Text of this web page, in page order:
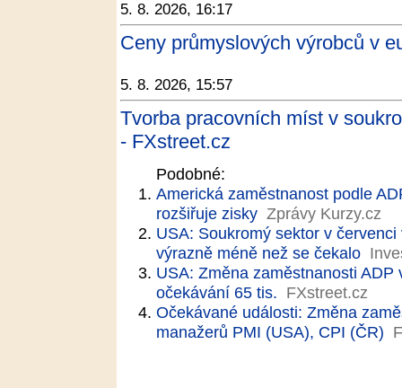
5. 8. 2026, 16:17
Ceny průmyslových výrobců v
5. 8. 2026, 15:57
Tvorba pracovních míst v
- FXstreet.cz
Podobné:
Americká zaměstnanost podle
rozšiřuje zisky Zprávy Kurzy.cz
USA: Soukromý sektor v
výrazně méně než se čekalo
USA: Změna zaměstnanosti
očekávání 65 tis. FXstreet.cz
Očekávané události: Změna
manažerů PMI (USA), CPI (ČR)